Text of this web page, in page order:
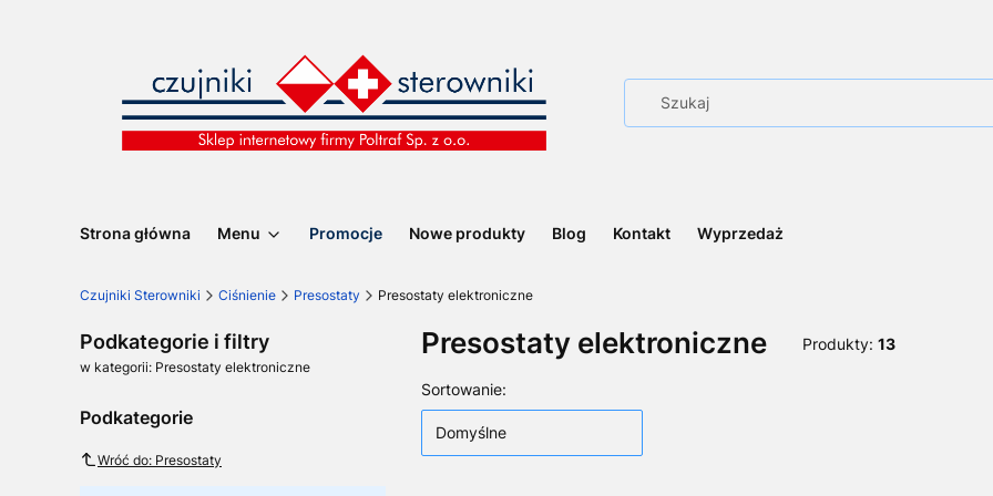
Strona główna Menu Promocje Nowe produkty Blog Kontakt Wyprzedaż
Czujniki Sterowniki Ciśnienie Presostaty Presostaty elektroniczne
Podkategorie i filtry
w kategorii: Presostaty elektroniczne
Podkategorie
Wróć do: Presostaty
Presostaty elektroniczne Produkty: 13
Lista produktów
Sortowanie:
Domyślne